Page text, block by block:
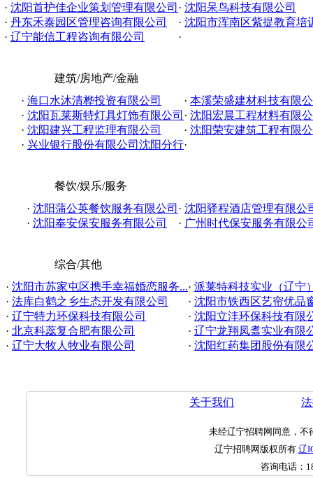
· 沈阳首护佳企业策划管理有限公司 · 沈阳呆鸟科技有限公司
· 丹东禾泰园区管理咨询有限公司 · 沈阳市浑南区紫提教育培
· 辽宁能信工程咨询有限公司 ·
建筑/房地产/金融
· 海口水沐清桦投资有限公司 · 本溪荣盛建材科技有限
· 沈阳瓦莱斯特灯具灯饰有限公司 · 沈阳宏晨工程材料有限
· 沈阳建兴工程监理有限公司 · 沈阳荣安建筑工程有限
· 兴业银行股份有限公司沈阳分行·
餐饮/娱乐/服务
· 沈阳蒲公英餐饮服务有限公司 · 沈阳驿程酒店管理有限公
· 沈阳奉安保安服务有限公司 · 广州时代保安服务有限公
综合/其他
· 沈阳市苏家屯区携手幸福婚恋服务...· 派莱特科技实业（辽宁
· 法库白鹤之乡生态开发有限公司 · 沈阳市铁西区艺帘优品
· 辽宁特力环保科技有限公司 · 沈阳立沣环保科技有限
· 北京科蕊复合肥有限公司 · 辽宁龙翔凤翥实业有限
· 辽宁大牧人牧业有限公司 · 沈阳红药集团股份有限
关于我们
未经辽宁招聘网同意，不
辽宁招聘网版权所有 辽
咨询电话：